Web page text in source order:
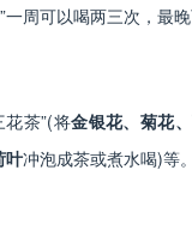
周可以喝两三次，最晚
花茶”(将金银花、菊花
叶冲泡成茶或煮水喝)等。